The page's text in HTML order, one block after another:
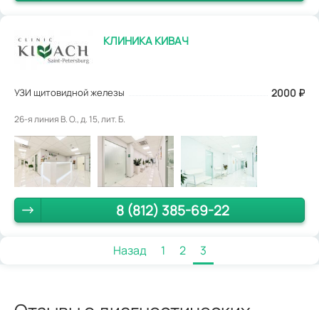
КЛИНИКА КИВАЧ
УЗИ щитовидной железы 2000 ₽
26-я линия В. О., д. 15, лит. Б.
8 (812) 385-69-22
Назад 1 2 3